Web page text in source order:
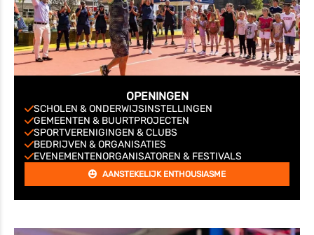
OPENINGEN
SCHOLEN & ONDERWIJSINSTELLINGEN
GEMEENTEN & BUURTPROJECTEN
SPORTVERENIGINGEN & CLUBS
BEDRIJVEN & ORGANISATIES
EVENEMENTENORGANISATOREN & FESTIVALS
AANSTEKELIJK ENTHOUSIASME